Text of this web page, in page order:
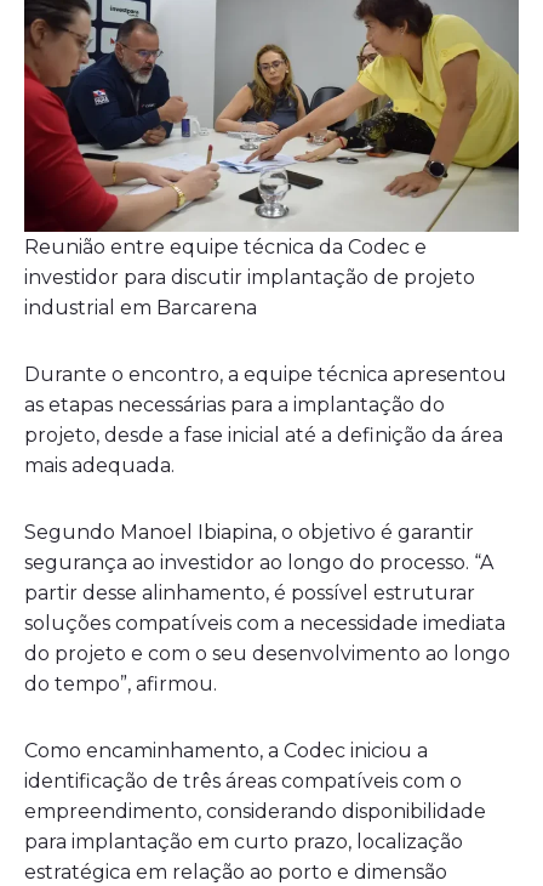
Reunião entre equipe técnica da Codec e
investidor para discutir implantação de projeto
industrial em Barcarena
Durante o encontro, a equipe técnica apresentou
as etapas necessárias para a implantação do
projeto, desde a fase inicial até a definição da área
mais adequada.
Segundo Manoel Ibiapina, o objetivo é garantir
segurança ao investidor ao longo do processo. “A
partir desse alinhamento, é possível estruturar
soluções compatíveis com a necessidade imediata
do projeto e com o seu desenvolvimento ao longo
do tempo”, afirmou.
Como encaminhamento, a Codec iniciou a
identificação de três áreas compatíveis com o
empreendimento, considerando disponibilidade
para implantação em curto prazo, localização
estratégica em relação ao porto e dimensão